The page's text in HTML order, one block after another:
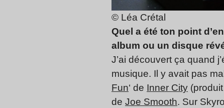
© Léa Crétal
Quel a été ton point
album ou un disque
J’ai découvert ça quand
musique. Il y avait pas
Fun‘ de Inner City
de Joe Smooth. Sur